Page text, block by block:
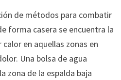
de métodos para combatir
forma casera se encuentra la
en aquellas zonas en
Una bolsa de agua
zona de la espalda baja